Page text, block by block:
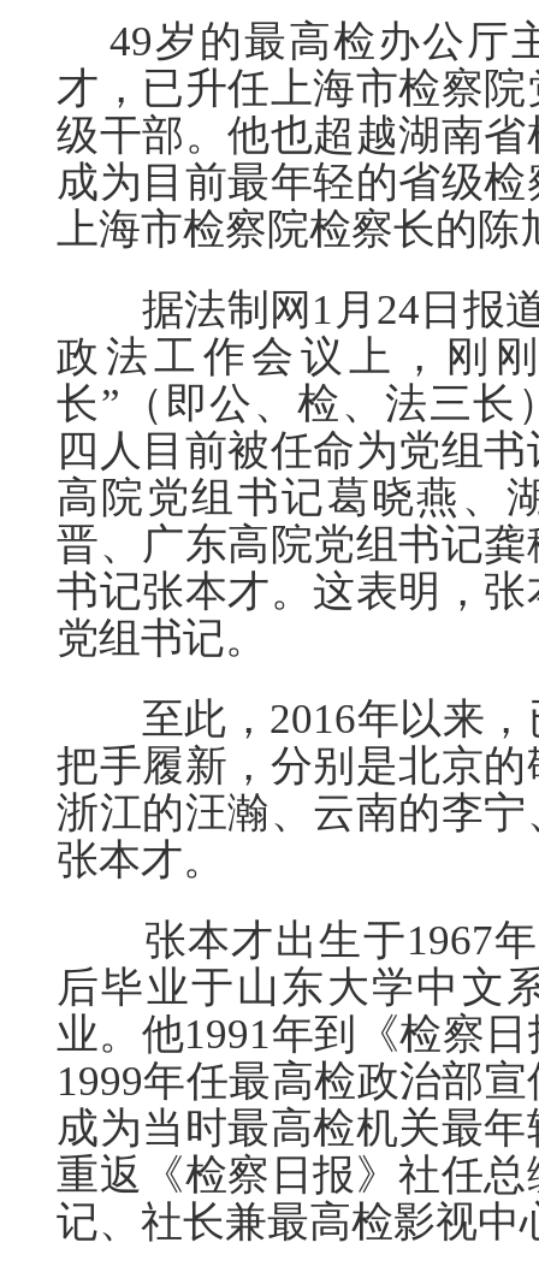
49岁的最高检办公厅
才，已升任上海市检察
级干部。他也超越湖南
成为目前最年轻的省级
上海市检察院检察长的
据法制网1月24日报道
政法工作会议上，刚
长”（即公、检、法三长
四人目前被任命为党组
高院党组书记葛晓燕、
晋、广东高院党组书记
书记张本才。这表明，
党组书记。
至此，2016年以来，
把手履新，分别是北京
浙江的汪瀚、云南的李
张本才。
张本才出生于1967年
后毕业于山东大学中文
业。他1991年到《检察
1999年任最高检政治部
成为当时最高检机关最
重返《检察日报》社任
记、社长兼最高检影视中